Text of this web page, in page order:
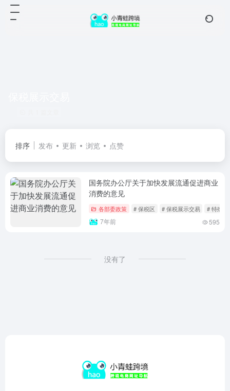
排序 发布 更新 浏览 点赞
国务院办公厅关于加快发展流通促进商业
消费的意见
各部委政策 # 保税区 # 保税展示交易 # 特殊监
7年前 595
没有了